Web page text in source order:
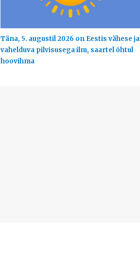
Täna, 5. augustil 2026 on Eestis vähese ja
vahelduva pilvisusega ilm, saartel õhtul
hoovihma